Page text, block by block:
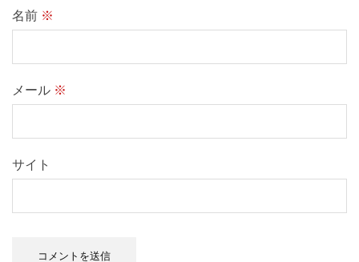
名前 ※
メール ※
サイト